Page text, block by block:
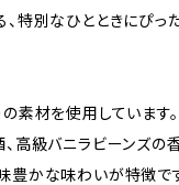
特別なひとときにぴっ
素材を使用しています
高級バニラビーンズの
豊かな味わいが特徴で